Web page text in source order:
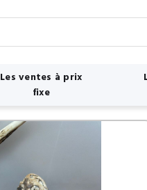
Les ventes à prix
fixe